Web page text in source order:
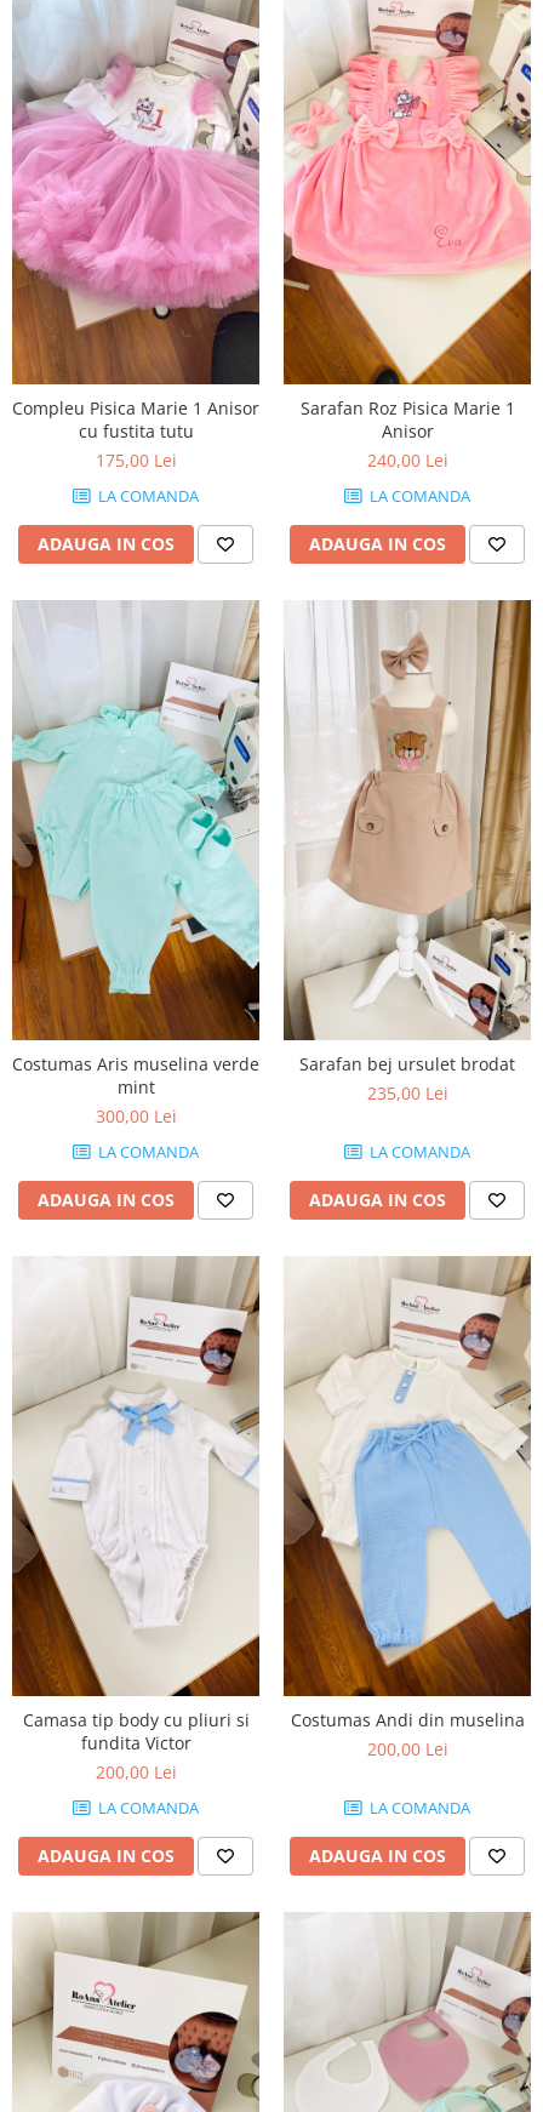
Compleu Pisica Marie 1 Anisor
cu fustita tutu
175,00 Lei
LA COMANDA
ADAUGA IN COS
Sarafan Roz Pisica Marie 1
Anisor
240,00 Lei
LA COMANDA
ADAUGA IN COS
Costumas Aris muselina verde
mint
300,00 Lei
LA COMANDA
ADAUGA IN COS
Sarafan bej ursulet brodat
235,00 Lei
LA COMANDA
ADAUGA IN COS
Camasa tip body cu pliuri si
fundita Victor
200,00 Lei
LA COMANDA
ADAUGA IN COS
Costumas Andi din muselina
200,00 Lei
LA COMANDA
ADAUGA IN COS